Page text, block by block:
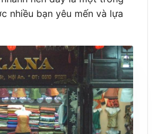
nhiều bạn yêu mến và lựa